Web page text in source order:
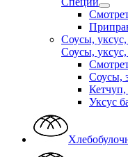
Соусы,
Соусы,
Соусы,
Кетчуп,
Уксус